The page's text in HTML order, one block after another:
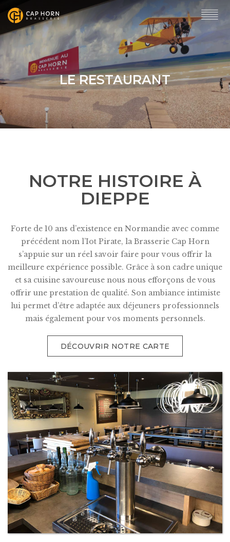
LE RESTAURANT
NOTRE HISTOIRE À
DIEPPE
Forte de 10 ans d’existence en Normandie avec comme
précédent nom l’Iot Pirate, la Brasserie Cap Horn
s’appuie sur un réel savoir faire pour vous offrir la
meilleure expérience possible. Grâce à son cadre unique
et sa cuisine savoureuse nous nous efforçons de vous
offrir une prestation de qualité. Son ambiance intimiste
lui permet d’être adaptée aux déjeuners professionnels
mais également pour vos moments personnels.
DÉCOUVRIR NOTRE CARTE